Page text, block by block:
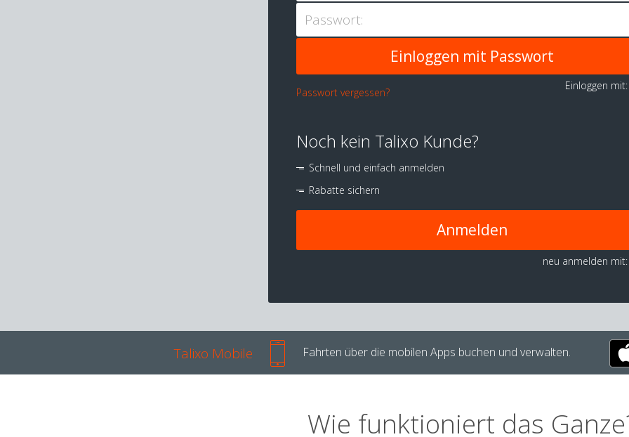
Passwort:
Passwort vergessen?
Einloggen
Noch kein Talixo Kunde?
Schnell und einfach anmelden
Rabatte sichern
Anmelden
neu anmelden mit:
Talixo Mobile Fahrten über die mobilen Apps buchen und verwalten.
Wie funktioniert das